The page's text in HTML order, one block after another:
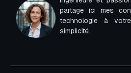
partage ici mes
technologie à
simplicité.